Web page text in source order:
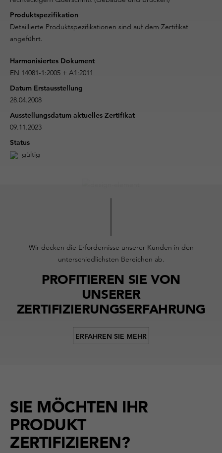
Produktspezifikation
Detaillierte Produktspezifikationen sind auf dem Zertifikat
angeführt.
Harmonisiertes Dokument
EN 14081-1:2005 + A1:2011
Datum Erstausstellung
28.04.2008
Ausstellungsdatum aktuelles Zertifikat
09.11.2023
Status
gültig
Wir decken die Erfordernisse unserer Kunden in den
unterschiedlichsten Bereichen ab.
PROFITIEREN SIE VON
UNSERER
ZERTIFIZIERUNGSERFAHRUNG
ERFAHREN SIE MEHR
SIE MÖCHTEN IHR
PRODUKT
ZERTIFIZIEREN?